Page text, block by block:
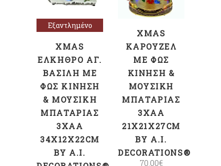
Εξαντλημένο
XMAS
ΈΛΚΗΘΡΟ ΑΓ.
ΒΑΣΊΛΗ ΜΕ
ΦΩΣ ΚΊΝΗΣΗ
& ΜΟΥΣΙΚΉ
ΜΠΑΤΑΡΊΑΣ
3XAA
34X12X22CM
BY A.I.
XMAS
ΚΑΡΟΥΖΈΛ
ΜΕ ΦΩΣ
ΚΊΝΗΣΗ &
ΜΟΥΣΙΚΉ
ΜΠΑΤΑΡΊΑΣ
3XAA
21X21X27CM
BY A.I.
DECORATIONS®
70.00€